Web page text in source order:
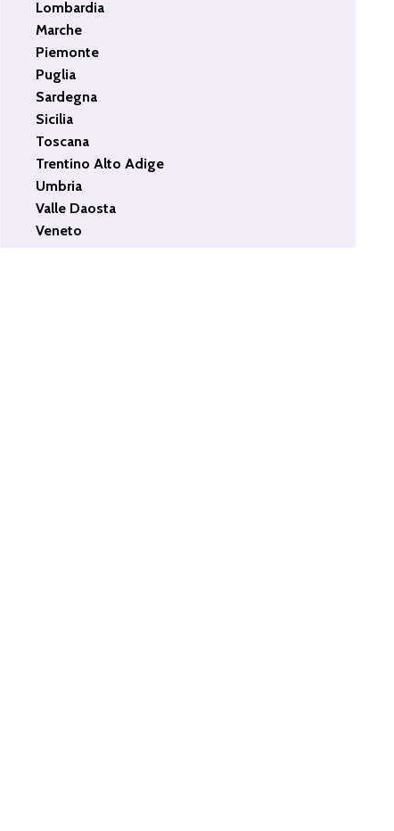
Lombardia
Marche
Piemonte
Puglia
Sardegna
Sicilia
Toscana
Trentino Alto Adige
Umbria
Valle Daosta
Veneto